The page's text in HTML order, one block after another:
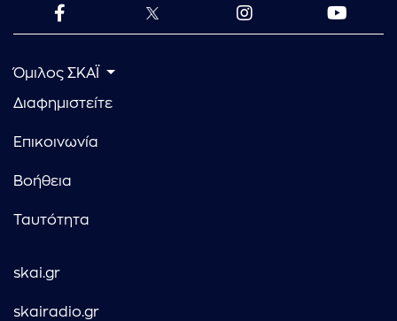
Όμιλος ΣΚΑΪ
Διαφημιστείτε
Επικοινωνία
Βοήθεια
Ταυτότητα
skai.gr
skairadio.gr